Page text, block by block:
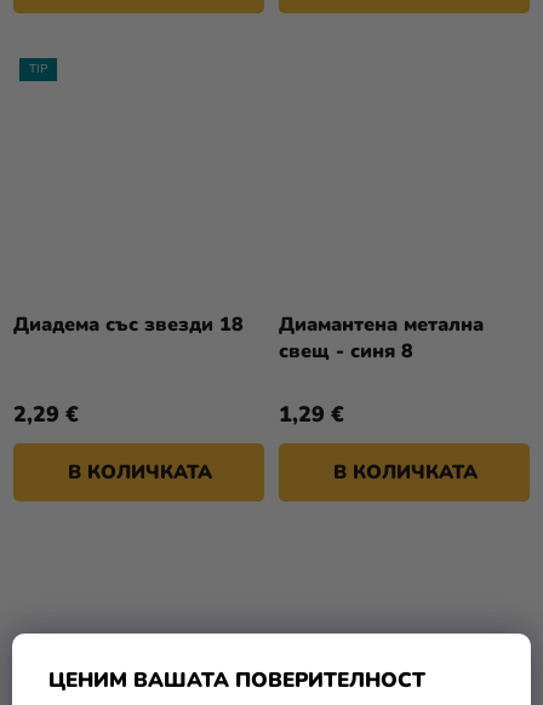
ЦЕНИМ ВАШАТА ПОВЕРИТЕЛНОСТ
TIP
Диадема със звезди 18
2,29 €
В КОЛИЧКАТА
Диамантена метална
свещ - синя 8
1,29 €
В КОЛИЧКАТА